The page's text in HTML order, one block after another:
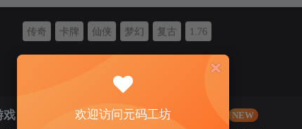
传奇 卡牌 仙侠 梦幻 复古 1.76
戏
NEW
则删除会员权限!
欢迎访问元码工坊